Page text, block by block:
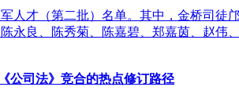
人才（第二批）名单。其中，金桥司
永良、陈秀菊、陈嘉碧、郑嘉茵、赵伟
公司法》竞合的热点修订路径